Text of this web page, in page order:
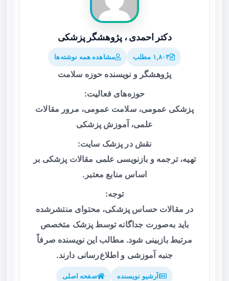
دکتر احمدی ، پژوهشگر پزشکی
۱,۸۰۳ مطلب مشاهده همه نوشته‌ها
پژوهشگر و نویسنده حوزه سلامت
حوزه‌های فعالیت:
پزشکی عمومی، سلامت عمومی، مرور مقالات
علمی، آموزش پزشکی
نقش در پزشک سایت:
تهیه، ترجمه و بازنویسی علمی مقالات پزشکی بر
اساس منابع معتبر.
توجه:
در مقالات حساس پزشکی، محتوای منتشرشده
باید به‌صورت جداگانه توسط پزشک متخصص
مرتبط بازبینی شود. مطالب این نویسنده صرفاً
جنبه آموزشی و اطلاع‌رسانی دارند.
آرشیو نویسنده صفحه اصلی